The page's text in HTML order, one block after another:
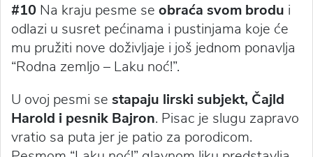
#10 Na kraju pesme se obraća svom brodu i
odlazi u susret pećinama i pustinjama koje će
mu pružiti nove doživljaje i još jednom ponavlja
“Rodna zemljo – Laku noć!”.
U ovoj pesmi se stapaju lirski subjekt, Čajld
Harold i pesnik Bajron. Pisac je slugu zapravo
vratio sa puta jer je patio za porodicom.